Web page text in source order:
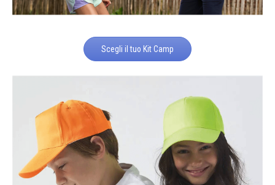
Scegli il tuo Kit Camp